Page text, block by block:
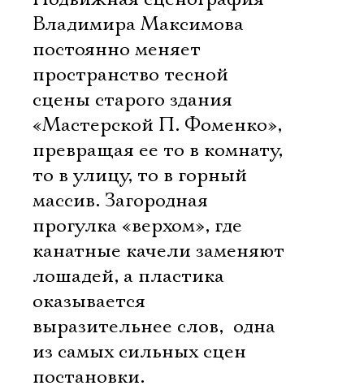
Владимира Максимова
постоянно меняет
пространство тесной
сцены старого здания
«Мастерской П. Фоменко»,
превращая ее то в комнату,
то в улицу, то в горный
массив. Загородная
прогулка «верхом», где
канатные качели заменяют
лошадей, а пластика
оказывается
выразительнее слов,  одна
из самых сильных сцен
постановки.